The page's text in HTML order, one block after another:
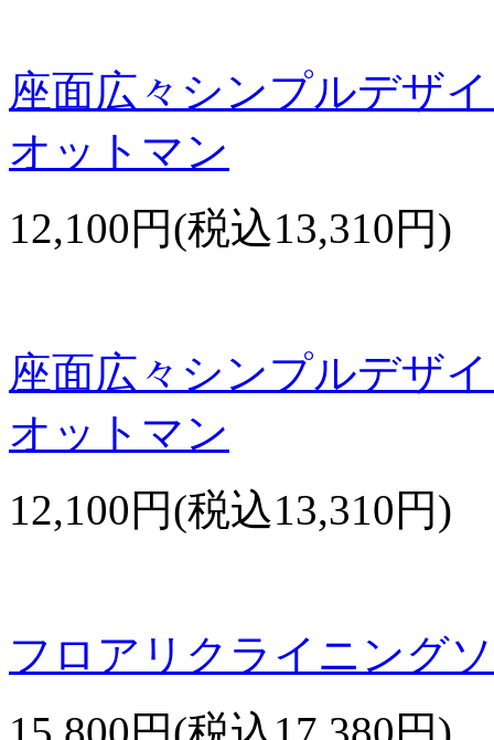
座面広々シンプルデザ
オットマン
12,100円(税込13,310円)
座面広々シンプルデザ
オットマン
12,100円(税込13,310円)
フロアリクライニング